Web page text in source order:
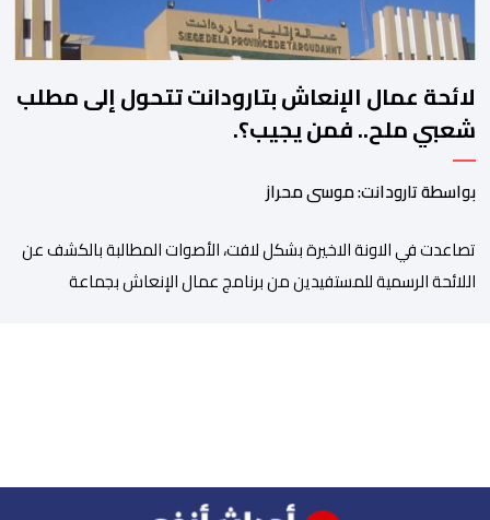
لائحة عمال الإنعاش بتارودانت تتحول إلى مطلب
شعبي ملح.. فمن يجيب؟.
بواسطة تارودانت: موسى محراز
تصاعدت في الاونة الاخيرة بشكل لافت، الأصوات المطالبة بالكشف عن
اللائحة الرسمية للمستفيدين من برنامج عمال الإنعاش بجماعة